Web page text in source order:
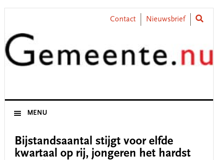
Skip
primary
navigation
Skip
content
Skip
primary
sidebar
Skip
footer
Contact Nieuwsbrief
MENU
Bijstandsaantal stijgt voor elfde
kwartaal op rij, jongeren het hardst